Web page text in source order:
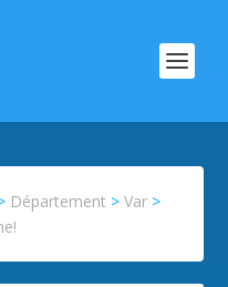
Département >Var >